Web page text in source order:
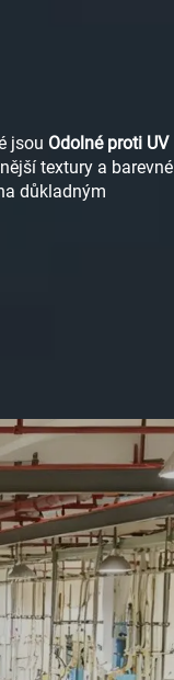
jsou Odolné proti UV
textury a barevné
důkladným